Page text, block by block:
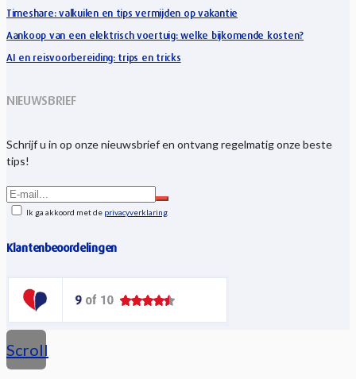
Timeshare: valkuilen en tips vermijden op vakantie
Aankoop van een elektrisch voertuig: welke bijkomende kosten?
AI en reisvoorbereiding: trips en tricks
NIEUWSBRIEF
Schrijf u in op onze nieuwsbrief en ontvang regelmatig onze beste
tips!
Ik ga akkoord met de privacyverklaring
Klantenbeoordelingen
Scroll